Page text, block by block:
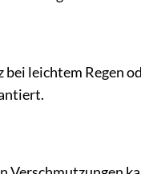
leichtem Regen